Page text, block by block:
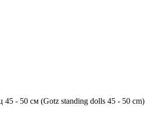
45 - 50 см (Gotz standing dolls 45 - 50 cm)